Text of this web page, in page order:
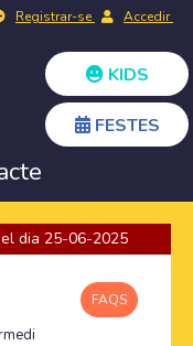
Registrar-se Accedir
KIDS
FESTES
dia 25-06-2025
FAQS